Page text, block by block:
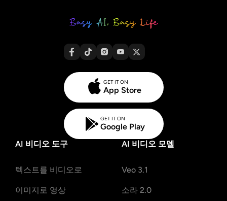
는 매우 깔끔한 상업용 샷에. Kling은 반짝이는 제품
프로젝트가 틱톡 광고나 아마존 상품 페이지에 어울릴 것
같다면, 이 모델이 선명하고 정제된 룩을 잘 뽑아 줍니다.
는 에너지 넘치거나 크리에이터 스타일 콘텐츠에.
Veo는 빠른 모션, 유튜브 쇼츠 스타일 편집, 소셜 친화적인
리듬의 클립에 잘 맞습니다. ‘완벽한 물리’보다 ‘재미있고 다
이내믹한 느낌’을 더 중시한다면 좋은 선택입니다.
GET IT ON
App Store
GET IT ON
Google Play
AI 비디오 도구
텍스트를 비디오로
이미지로 영상
AI 비디오 모델
Veo 3.1
소라 2.0